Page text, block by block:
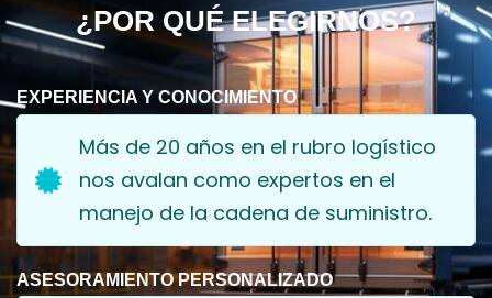
¿POR QUÉ ELEGIRNOS?
EXPERIENCIA Y CONOCIMIENTO
Más de 20 años en el rubro logístico
nos avalan como expertos en el
manejo de la cadena de suministro.
ASESORAMIENTO PERSONALIZADO